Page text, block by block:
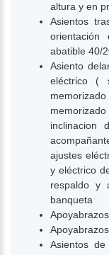
altura y en
Asientos
orientación
abatible 40/
Asiento
eléctrico (
inclinacion
ajustes
y eléctrico
respaldo y
banqueta
Asientos